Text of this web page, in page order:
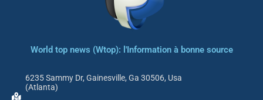
World top news (Wtop): l'Information à bonne source
6235 Sammy Dr, Gainesville, Ga 30506, Usa
(Atlanta)